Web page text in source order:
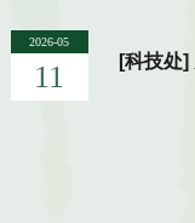
2026-05
11 [科技处